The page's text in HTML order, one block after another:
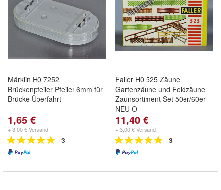
Märklin H0 7252
Brückenpfeiler Pfeiler 6mm für
Brücke Überfahrt
1,65 €
+ 3,00 € Versand
3
Faller H0 525 Zäune
Gartenzäune und Feldzäune
Zaunsortiment Set 50er/60er
NEU O
11,40 €
+ 3,00 € Versand
3